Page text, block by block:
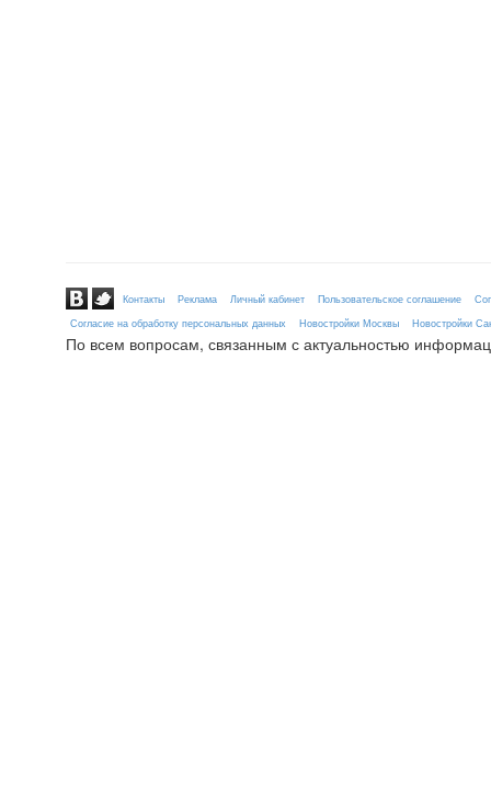
Контакты Реклама Личный кабинет Пользовательское соглашение
Согласие на обработку персональных данных
Новостройки Москвы Новостройки
По всем вопросам, связанным с актуальностью